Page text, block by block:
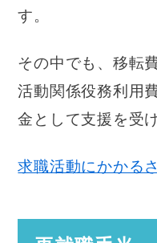
す。
その中でも、移転
活動関係役務利用
金として支援を受
求職活動にかかる